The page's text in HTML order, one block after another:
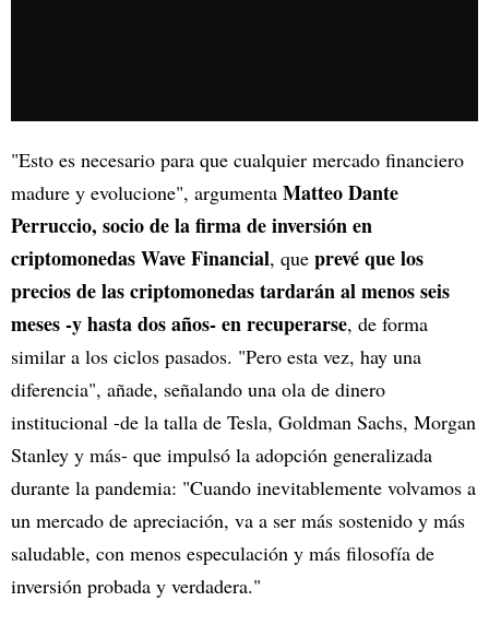
"Esto es necesario para que cualquier mercado financiero
madure y evolucione", argumenta Matteo Dante
Perruccio, socio de la firma de inversión en
criptomonedas Wave Financial, que prevé que los
precios de las criptomonedas tardarán al menos seis
meses -y hasta dos años- en recuperarse, de forma
similar a los ciclos pasados. "Pero esta vez, hay una
diferencia", añade, señalando una ola de dinero
institucional -de la talla de Tesla, Goldman Sachs, Morgan
Stanley y más- que impulsó la adopción generalizada
durante la pandemia: "Cuando inevitablemente volvamos a
un mercado de apreciación, va a ser más sostenido y más
saludable, con menos especulación y más filosofía de
inversión probada y verdadera."